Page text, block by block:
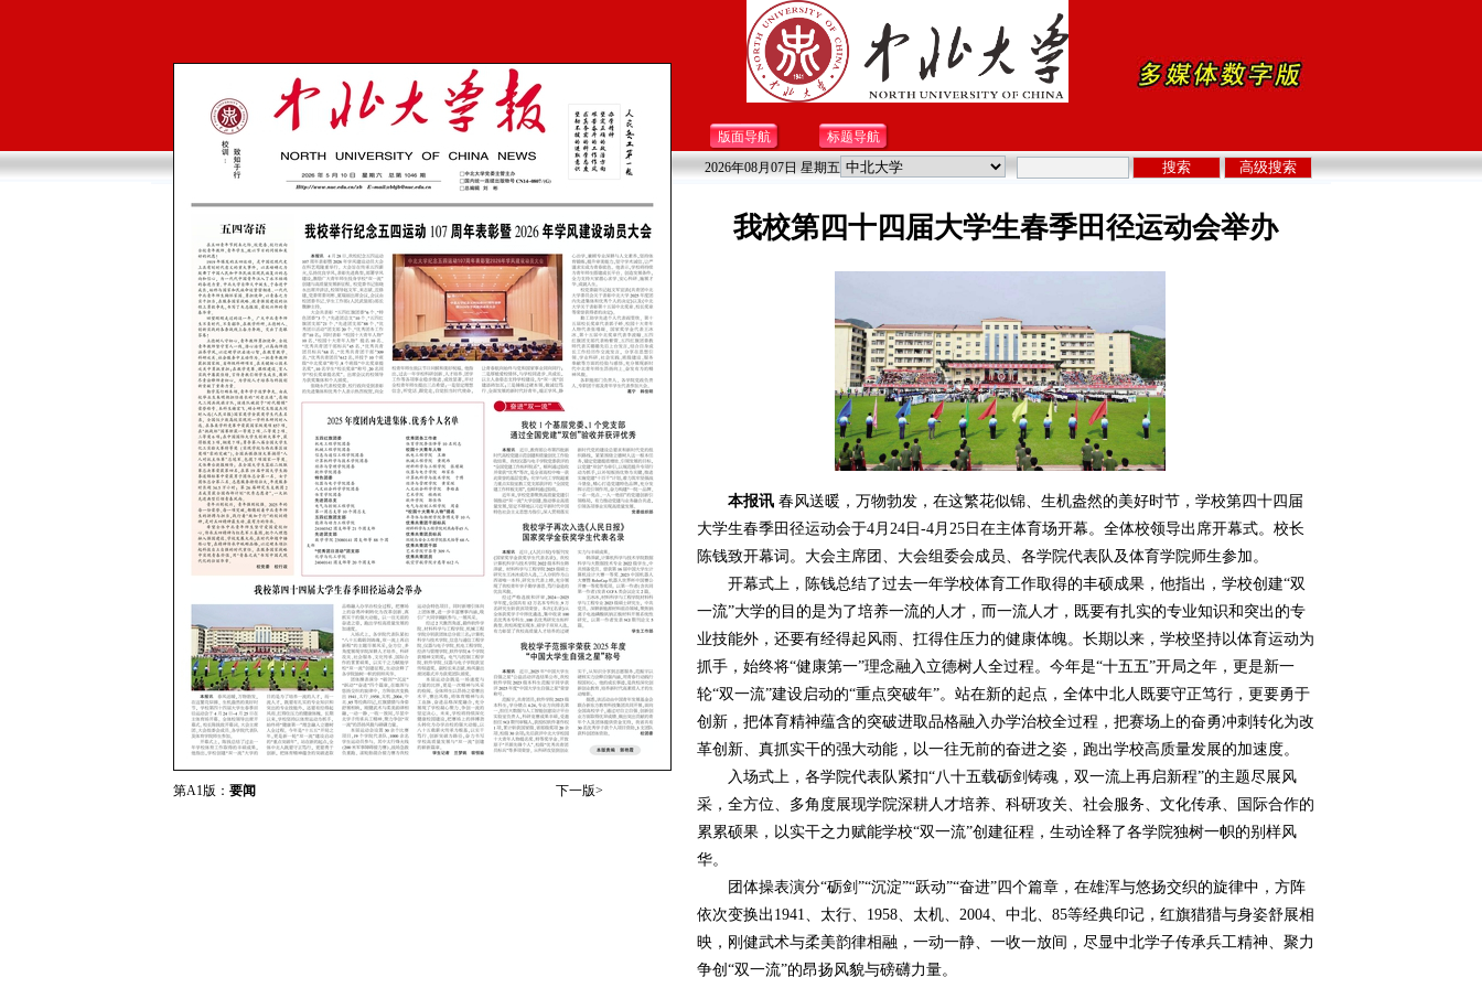
版面导航
标题导航
2026年08月07日 星期五
第A1版： 要闻 下一版>
我校第四十四届大学生春季田径运动会举办
本报讯 春风送暖，万物勃发，在这繁花似锦、生机盎然的美好时节，学校第四十四届
大学生春季田径运动会于4月24日-4月25日在主体育场开幕。全体校领导出席开幕式。校长
陈钱致开幕词。大会主席团、大会组委会成员、各学院代表队及体育学院师生参加。
开幕式上，陈钱总结了过去一年学校体育工作取得的丰硕成果，他指出，学校创建“双
一流”大学的目的是为了培养一流的人才，而一流人才，既要有扎实的专业知识和突出的专
业技能外，还要有经得起风雨、扛得住压力的健康体魄。长期以来，学校坚持以体育运动为
抓手，始终将“健康第一”理念融入立德树人全过程。今年是“十五五”开局之年，更是新一
轮“双一流”建设启动的“重点突破年”。站在新的起点，全体中北人既要守正笃行，更要勇于
创新，把体育精神蕴含的突破进取品格融入办学治校全过程，把赛场上的奋勇冲刺转化为改
革创新、真抓实干的强大动能，以一往无前的奋进之姿，跑出学校高质量发展的加速度。
入场式上，各学院代表队紧扣“八十五载砺剑铸魂，双一流上再启新程”的主题尽展风
采，全方位、多角度展现学院深耕人才培养、科研攻关、社会服务、文化传承、国际合作的
累累硕果，以实干之力赋能学校“双一流”创建征程，生动诠释了各学院独树一帜的别样风
华。
团体操表演分“砺剑”“沉淀”“跃动”“奋进”四个篇章，在雄浑与悠扬交织的旋律中，方阵
依次变换出1941、太行、1958、太机、2004、中北、85等经典印记，红旗猎猎与身姿舒展相
映，刚健武术与柔美韵律相融，一动一静、一收一放间，尽显中北学子传承兵工精神、聚力
争创“双一流”的昂扬风貌与磅礴力量。